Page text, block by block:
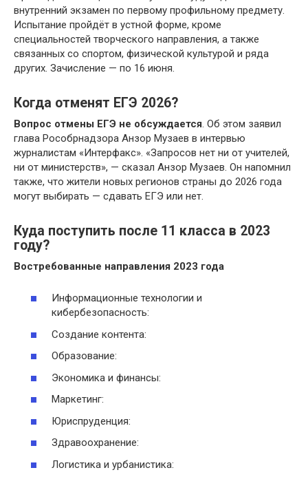
внутренний экзамен по первому профильному предмету.
Испытание пройдёт в устной форме, кроме
специальностей творческого направления, а также
связанных со спортом, физической культурой и ряда
других. Зачисление — по 16 июня.
Когда отменят ЕГЭ 2026?
Вопрос отмены ЕГЭ не обсуждается. Об этом заявил
глава Рособрнадзора Анзор Музаев в интервью
журналистам «Интерфакс». «Запросов нет ни от учителей,
ни от министерств», — сказал Анзор Музаев. Он напомнил
также, что жители новых регионов страны до 2026 года
могут выбирать — сдавать ЕГЭ или нет.
Куда поступить после 11 класса в 2023
году?
Востребованные направления 2023 года
Информационные технологии и
кибербезопасность:
Создание контента:
Образование:
Экономика и финансы:
Маркетинг:
Юриспруденция:
Здравоохранение:
Логистика и урбанистика: